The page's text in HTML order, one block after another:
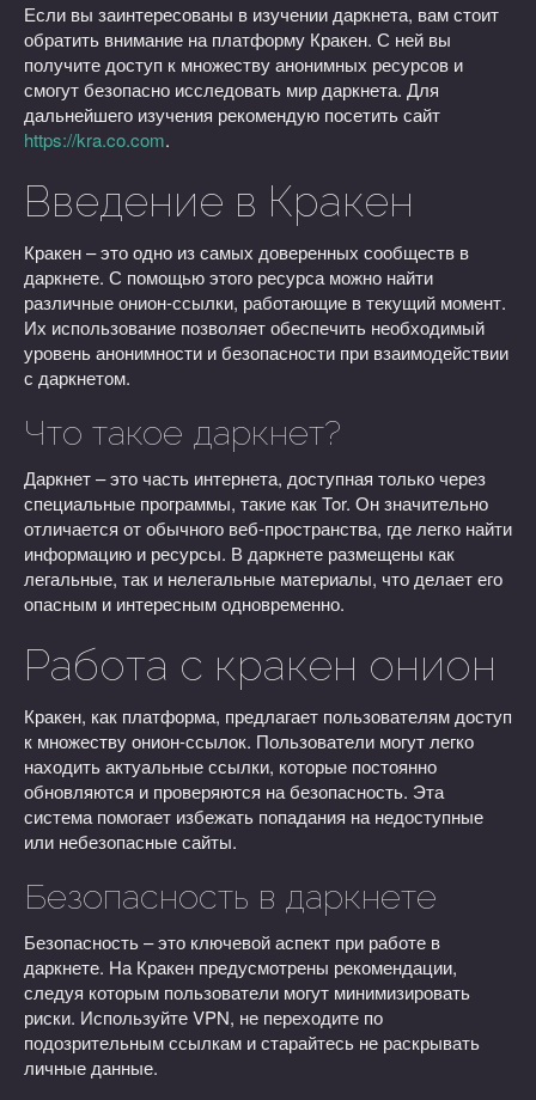
Если вы заинтересованы в изучении даркнета, вам стоит
обратить внимание на платформу Кракен. С ней вы
получите доступ к множеству анонимных ресурсов и
смогут безопасно исследовать мир даркнета. Для
дальнейшего изучения рекомендую посетить сайт
https://kra.co.com.
Введение в Кракен
Кракен – это одно из самых доверенных сообществ в
даркнете. С помощью этого ресурса можно найти
различные онион-ссылки, работающие в текущий момент.
Их использование позволяет обеспечить необходимый
уровень анонимности и безопасности при взаимодействии
с даркнетом.
Что такое даркнет?
Даркнет – это часть интернета, доступная только через
специальные программы, такие как Tor. Он значительно
отличается от обычного веб-пространства, где легко найти
информацию и ресурсы. В даркнете размещены как
легальные, так и нелегальные материалы, что делает его
опасным и интересным одновременно.
Работа с кракен онион
Кракен, как платформа, предлагает пользователям доступ
к множеству онион-ссылок. Пользователи могут легко
находить актуальные ссылки, которые постоянно
обновляются и проверяются на безопасность. Эта
система помогает избежать попадания на недоступные
или небезопасные сайты.
Безопасность в даркнете
Безопасность – это ключевой аспект при работе в
даркнете. На Кракен предусмотрены рекомендации,
следуя которым пользователи могут минимизировать
риски. Используйте VPN, не переходите по
подозрительным ссылкам и старайтесь не раскрывать
личные данные.